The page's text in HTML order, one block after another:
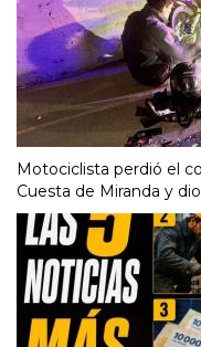
Motociclista perdió el
Cuesta de Miranda y